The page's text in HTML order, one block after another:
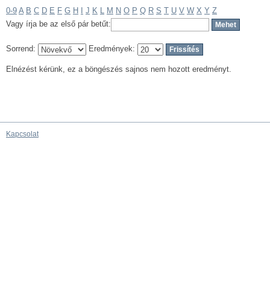
0-9 A B C D E F G H J K L M N O P Q R S T U V W X Y Z
Vagy írja be az első pár betűt:
Sorrend: Eredmények:
Elnézést kérünk, ez a böngészés sajnos nem hozott eredményt.
Kapcsolat